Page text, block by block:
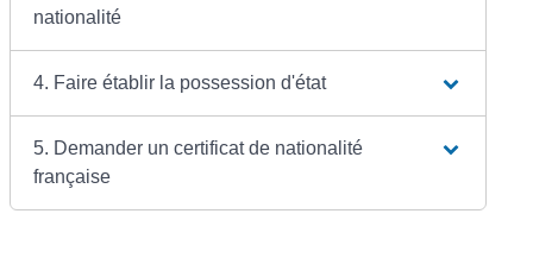
nationalité
4. Faire établir la possession d'état
5. Demander un certificat de nationalité
française